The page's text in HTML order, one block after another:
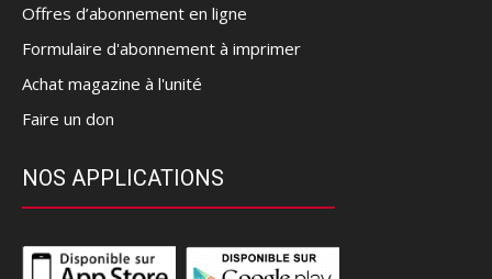
Offres d’abonnement en ligne
Formulaire d'abonnement à imprimer
Achat magazine à l'unité
Faire un don
NOS APPLICATIONS